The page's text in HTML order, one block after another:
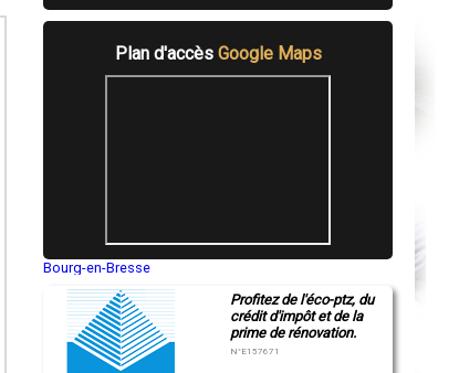
Plan d'accès Google Maps
Bourg-en-Bresse
Montluçon
Manosque
Gap
Profitez de l'éco-ptz, du
crédit d'impôt et de la
prime de rénovation.
N°E157671